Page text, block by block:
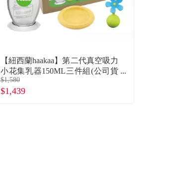
【紐西蘭haakaa】第二代真空吸力
小花集乳器150ML三件組(公司貨
集乳瓶150ML*1+防塵蓋*1+隨機
小花塞*1)
$1,580
$1,439